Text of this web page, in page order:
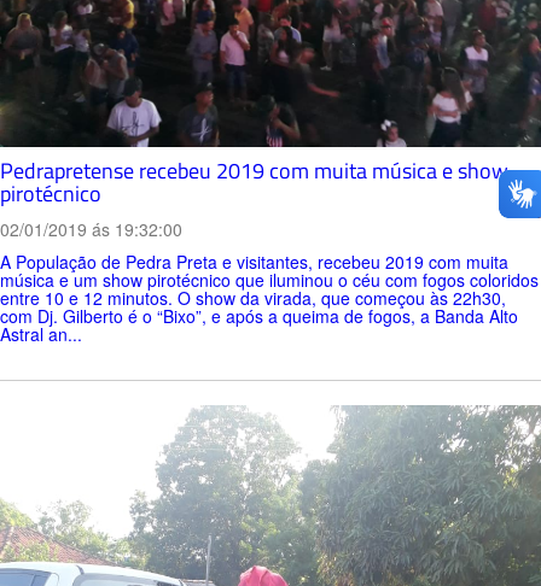
Pedrapretense recebeu 2019 com muita música e show
pirotécnico
02/01/2019 ás 19:32:00
A População de Pedra Preta e visitantes, recebeu 2019 com muita
música e um show pirotécnico que iluminou o céu com fogos coloridos
entre 10 e 12 minutos. O show da virada, que começou às 22h30,
com Dj. Gilberto é o “Bixo”, e após a queima de fogos, a Banda Alto
Astral an...